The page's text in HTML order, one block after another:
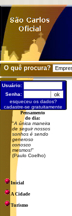
O quê procura?
Usuário:
Senha:
esqueceu os dados?
cadastre-se gratuitamente
Pensamento
do dia:
"A única maneira
de seguir nossos
sonhos é sendo
generoso
conosco
mesmos!"
(Paulo Coelho)
Inicial
A Cidade
Turismo